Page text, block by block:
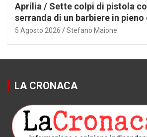
Aprilia / Sette colpi di pistola
serranda di un barbiere in
5 Agosto 2026 Stefano Maione
LA CRONACA